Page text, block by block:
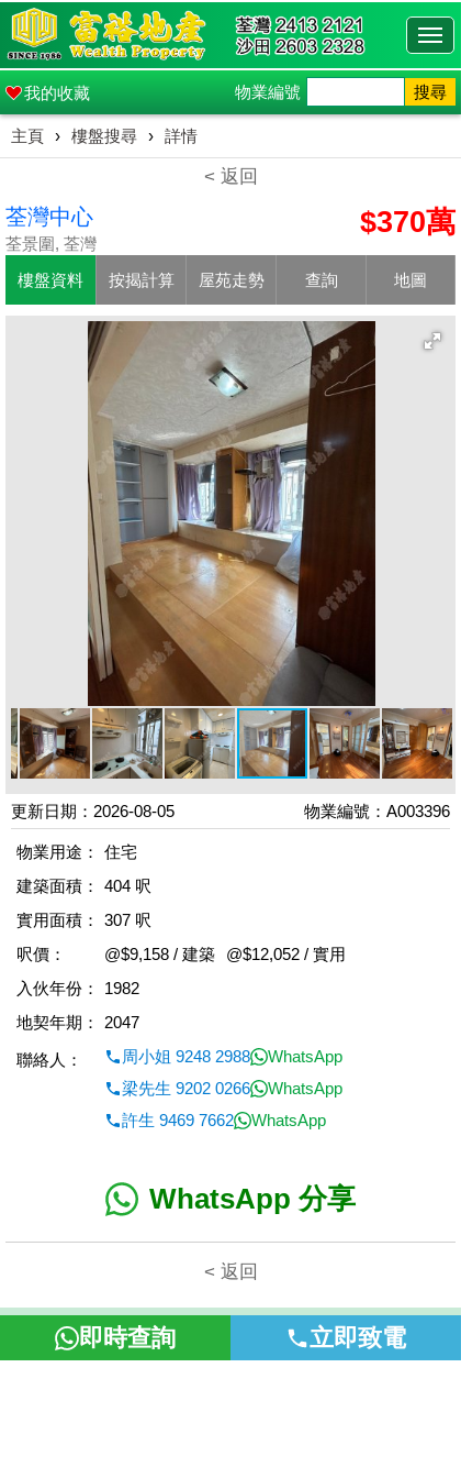
我的收藏 物業編號 搜尋
主頁 › 樓盤搜尋 › 詳情
< 返回
荃灣中心
荃景圍, 荃灣
$370萬
樓盤資料 按揭計算 屋苑走勢 查詢 地圖
更新日期：2026-08-05 物業編號：A003396
物業用途：
住宅
建築面積：
404 呎
實用面積：
307 呎
呎價：
@$9,158 / 建築
@$12,052 / 實用
入伙年份：
1982
地契年期：
2047
聯絡人：
周小姐 9248 2988
WhatsApp
梁先生 9202 0266
WhatsApp
許生 9469 7662
WhatsApp
WhatsApp 分享
< 返回
即時查詢 立即致電
本網頁所提供資料僅作參考用途。若因錯漏而引致任何不便或損
失，富裕地產概不負責。